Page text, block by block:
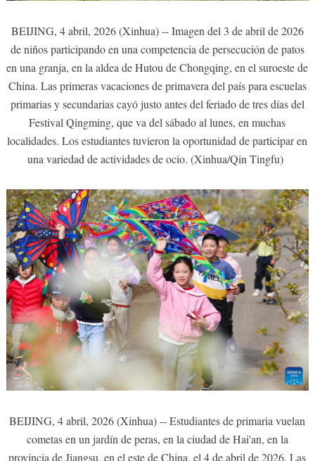
BEIJING, 4 abril, 2026 (Xinhua) -- Imagen del 3 de abril de 2026
de niños participando en una competencia de persecución de patos
en una granja, en la aldea de Hutou de Chongqing, en el suroeste de
China. Las primeras vacaciones de primavera del país para escuelas
primarias y secundarias cayó justo antes del feriado de tres días del
Festival Qingming, que va del sábado al lunes, en muchas
localidades. Los estudiantes tuvieron la oportunidad de participar en
una variedad de actividades de ocio. (Xinhua/Qin Tingfu)
BEIJING, 4 abril, 2026 (Xinhua) -- Estudiantes de primaria vuelan
cometas en un jardín de peras, en la ciudad de Hai'an, en la
provincia de Jiangsu, en el este de China, el 4 de abril de 2026. Las